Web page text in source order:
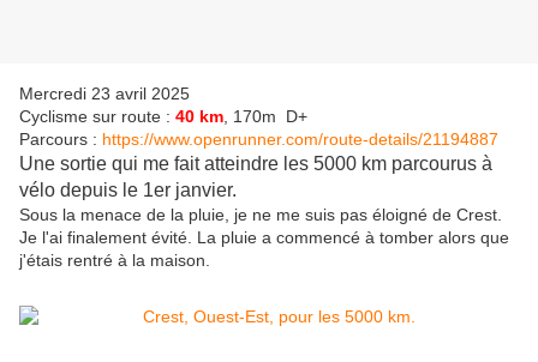
Mercredi 23 avril 2025
Cyclisme sur route : 40 km , 170m D+
Parcours : https://www.openrunner.com/route-details/21194887
Une sortie qui me fait atteindre les 5000 km parcourus à
vélo depuis le 1er janvier.
Sous la menace de la pluie, je ne me suis pas éloigné de Crest.
Je l'ai finalement évité. La pluie a commencé à tomber alors que
j'étais rentré à la maison.